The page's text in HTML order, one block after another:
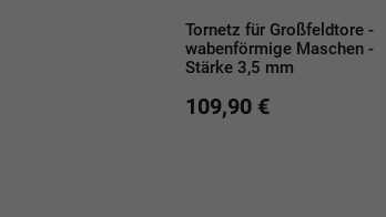
Tornetz für Großfeldtore -
wabenförmige Maschen -
Stärke 3,5 mm
109,90 €